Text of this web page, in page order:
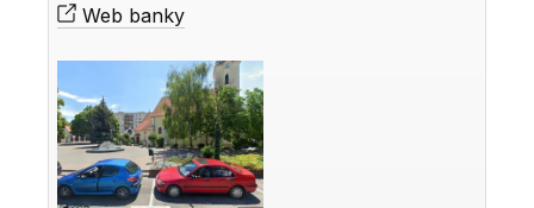
Web banky